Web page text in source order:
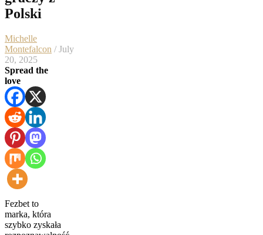
Polski
Michelle
Montefalcon / July
20, 2025
Spread the
love
Fezbet to
marka, która
szybko zyskała